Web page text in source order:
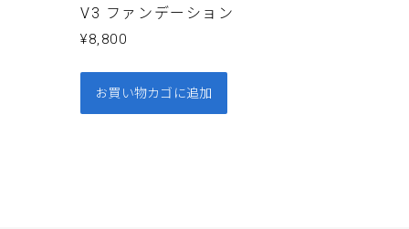
V3 ファンデーション
¥8,800
お買い物カゴに追加